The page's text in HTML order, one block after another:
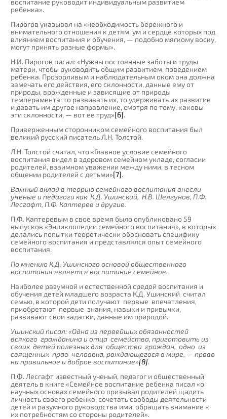
воспитание руководит индивидуальным развитием
ребенка».
Пирогов указывал на «необходимость бережного и
внимательного отношения к детям, ум и сердце которых под
влиянием воспитания и обучения, — подобно мягкому воску,
могут принять разные формы».
Н.И. Пирогов писал: «Нужны постоянные заботы и труды
матери, чтобы руководить общим развитием, поведением
ребенка. Прозорливым и наблюдательным оком она должна
замечать его действия, его склонности, данные ему от
природы, врожденные и зависящие от природы
темперамента: то развивать их, то удерживать их развитие
и давать им другое направление, смотря по тому, каковы
эти склонности, — вот ее труд»[6].
Приверженным сторонником семейного воспитания был
великий русский писатель Л.Н. Толстой.
Л.Н. Толстой считал, что «Главное условие семейного
воспитания видел в здоровом семейном укладе, согласии
родителей, взаимном уважении между ними, в тесном
общении родителей с детьми»[7].
Важный вклад в теорию семейного воспитания внесли
ученые и педагоги как К.Д. Ушинский, Н.В. Шелгунов, П.Ф.
Лесгафт, П.Ф. Каптерев и другие.
П.Ф. Каптеревым в свое время было опубликовано 59
выпусков «Энциклопедии семейного воспитания», в которых
делались попытки теоретически обосновать специфику
семейного воспитания и представлялся опыт семейного
воспитания.
По мнению К.Д. Ушинского основой общественного
воспитания является воспитание семейное.
Наиболее разумной и естественной средой воспитания и
обучения детей младшего возраста К.Д. Ушинский считал
семью, в которой дети получают первые впечатления,
приобретают первые знания, навыки и привычки,
развивают свои задатки, данные им природой.
Ушинский писал: «Одна из первейших обязанностей
всякого гражданина и отца семейства, приготовить из
своих детей полезных для общества граждан, одно из
священных прав человека, рождающегося в мире, — право
на правильное и доброе воспитание»[8].
П.Ф. Лесгафт известный ученый, педагог и общественный
деятель в книге «Семейное воспитание ребенка писал «о
научных основах семейного призывал родителей щадить
личность своего ребенка, сочетать свободы деятельности
детей и разумного руководства ими, обращать внимание к
их потребностям со стороны родителей».